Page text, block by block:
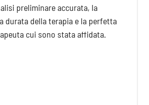
preliminare accurata, la
durata della terapia e la perfetta
cui sono stata affidata.